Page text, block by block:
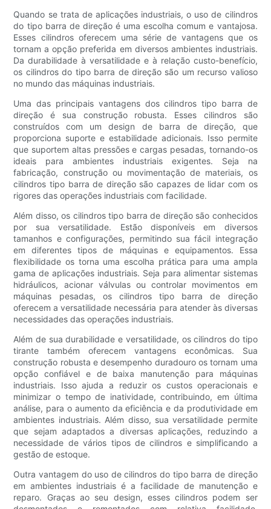
Quando se trata de aplicações industriais, o uso de cilindros
do tipo barra de direção é uma escolha comum e vantajosa.
Esses cilindros oferecem uma série de vantagens que os
tornam a opção preferida em diversos ambientes industriais.
Da durabilidade à versatilidade e à relação custo-benefício,
os cilindros do tipo barra de direção são um recurso valioso
no mundo das máquinas industriais.
Uma das principais vantagens dos cilindros tipo barra de
direção é sua construção robusta. Esses cilindros são
construídos com um design de barra de direção, que
proporciona suporte e estabilidade adicionais. Isso permite
que suportem altas pressões e cargas pesadas, tornando-os
ideais para ambientes industriais exigentes. Seja na
fabricação, construção ou movimentação de materiais, os
cilindros tipo barra de direção são capazes de lidar com os
rigores das operações industriais com facilidade.
Além disso, os cilindros tipo barra de direção são conhecidos
por sua versatilidade. Estão disponíveis em diversos
tamanhos e configurações, permitindo sua fácil integração
em diferentes tipos de máquinas e equipamentos. Essa
flexibilidade os torna uma escolha prática para uma ampla
gama de aplicações industriais. Seja para alimentar sistemas
hidráulicos, acionar válvulas ou controlar movimentos em
máquinas pesadas, os cilindros tipo barra de direção
oferecem a versatilidade necessária para atender às diversas
necessidades das operações industriais.
Além de sua durabilidade e versatilidade, os cilindros do tipo
tirante também oferecem vantagens econômicas. Sua
construção robusta e desempenho duradouro os tornam uma
opção confiável e de baixa manutenção para máquinas
industriais. Isso ajuda a reduzir os custos operacionais e
minimizar o tempo de inatividade, contribuindo, em última
análise, para o aumento da eficiência e da produtividade em
ambientes industriais. Além disso, sua versatilidade permite
que sejam adaptados a diversas aplicações, reduzindo a
necessidade de vários tipos de cilindros e simplificando a
gestão de estoque.
Outra vantagem do uso de cilindros do tipo barra de direção
em ambientes industriais é a facilidade de manutenção e
reparo. Graças ao seu design, esses cilindros podem ser